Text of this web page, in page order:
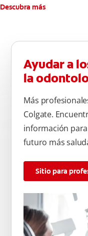
Descubra más
Ayudar a
la
Más
Colgate.
información
futuro más
Sitio para